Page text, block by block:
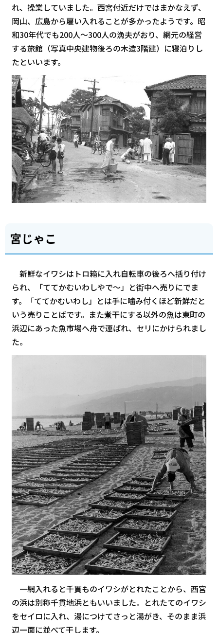
れ、操業していました。西宮付近だけではまかなえず、
岡山、広島から雇い入れることが多かったようです。昭
和30年代でも200人～300人の漁夫がおり、網元の経営
する旅館（写真中央建物後ろの木造3階建）に寝泊りし
たといいます。
宮じゃこ
新鮮なイワシはトロ箱に入れ自転車の後ろへ括り付け
られ、「ててかむいわしやで～」と街中へ売りにでま
す。「ててかむいわし」とは手に噛み付くほど新鮮だと
いう売りことばです。また煮干にする以外の魚は東町の
浜辺にあった魚市場へ舟で運ばれ、セリにかけられまし
た。
一網入れると千貫ものイワシがとれたことから、西宮
の浜は別称千貫地浜ともいいました。とれたてのイワシ
をセイロに入れ、湯につけてさっと湯がき、そのまま浜
辺一面に並べて干します。